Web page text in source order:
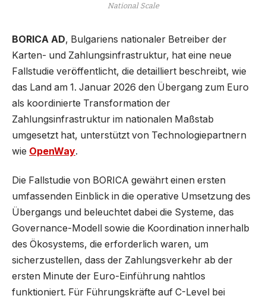
National Scale
BORICA AD, Bulgariens nationaler Betreiber der
Karten- und Zahlungsinfrastruktur, hat eine neue
Fallstudie veröffentlicht, die detailliert beschreibt, wie
das Land am 1. Januar 2026 den Übergang zum Euro
als koordinierte Transformation der
Zahlungsinfrastruktur im nationalen Maßstab
umgesetzt hat, unterstützt von Technologiepartnern
wie OpenWay.
Die Fallstudie von BORICA gewährt einen ersten
umfassenden Einblick in die operative Umsetzung des
Übergangs und beleuchtet dabei die Systeme, das
Governance-Modell sowie die Koordination innerhalb
des Ökosystems, die erforderlich waren, um
sicherzustellen, dass der Zahlungsverkehr ab der
ersten Minute der Euro-Einführung nahtlos
funktioniert. Für Führungskräfte auf C-Level bei